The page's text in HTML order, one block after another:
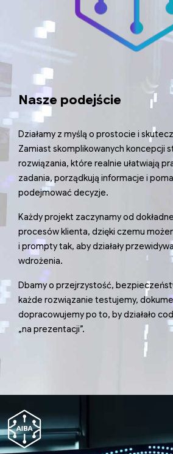
Nasze podejście
Działamy z myślą o prostocie i
Zamiast skomplikowanych koncepcji
rozwiązania, które realnie ułatwiają
zadania, porządkują informacje i
podejmować decyzje.
Każdy projekt zaczynamy od
procesów klienta, dzięki czemu
i prompty tak, aby działały
wdrożenia.
Dbamy o przejrzystość,
każde rozwiązanie testujemy,
dopracowujemy po to, by działało
„na prezentacji”.